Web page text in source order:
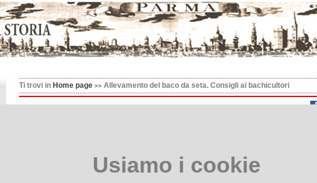
Ti trovi in Home page Allevamento del baco da seta. Consigli ai bachicultori
Usiamo i cookie